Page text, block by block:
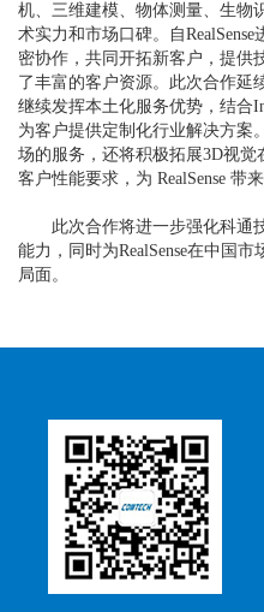
机、三维建模、物体测量、生物
术实力和市场口碑。自
密协作，共同开拓新客户，提供
了丰富的客户资源。此次合作延
继续发挥本土化服务优势，结合
为客户提供定制化行业解决方案
场的服务，还将积极拓展3D视觉
客户性能要求，为 RealSense 带
此次合作将进一步强化科通
能力，同时为RealSense在中国
局面。